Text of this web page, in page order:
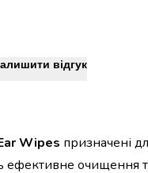
відгук
Wipes призначені
ефективне очищення